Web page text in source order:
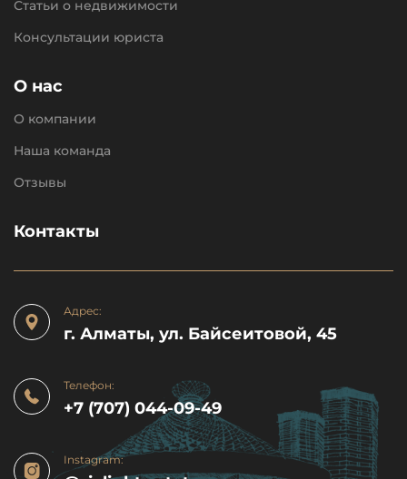
Статьи о недвижимости
Консультации юриста
О нас
О компании
Наша команда
Отзывы
Контакты
Адрес:
г. Алматы, ул. Байсеитовой, 45
Телефон:
+7 (707) 044-09-49
Instagram: